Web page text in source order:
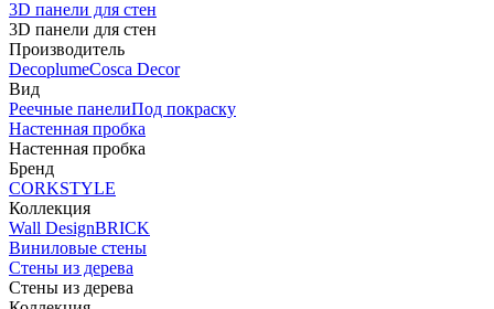
3D панели для стен
3D панели для стен
Производитель
DecoplumeCosca Decor
Вид
Реечные панелиПод покраску
Настенная пробка
Настенная пробка
Бренд
CORKSTYLE
Коллекция
Wall DesignBRICK
Виниловые стены
Стены из дерева
Стены из дерева